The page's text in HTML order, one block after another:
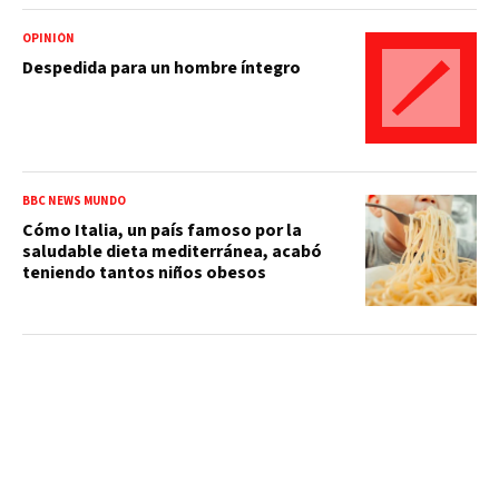
OPINIÓN
Despedida para un hombre íntegro
BBC NEWS MUNDO
Cómo Italia, un país famoso por la
saludable dieta mediterránea, acabó
teniendo tantos niños obesos